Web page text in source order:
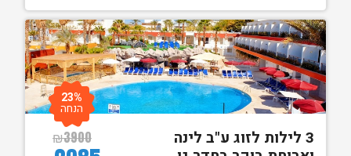
3 לילות לזוג ע"ב לינה
₪3900
23%
הנחה